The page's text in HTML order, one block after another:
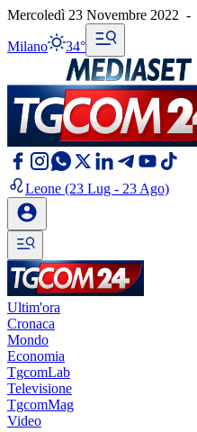
Mercoledì 23 Novembre 2022 -
Milano 34°
Leone (23 Lug - 23 Ago)
Ultim'ora
Cronaca
Mondo
Economia
TgcomLab
Televisione
TgcomMag
Video